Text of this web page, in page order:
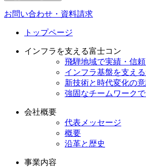
お問い合わせ・資料請求
トップページ
インフラを支える富士コン
飛騨地域で実績・信
インフラ基盤を支え
新技術と時代変化の
強固なチームワーク
会社概要
代表メッセージ
概要
沿革と歴史
事業内容